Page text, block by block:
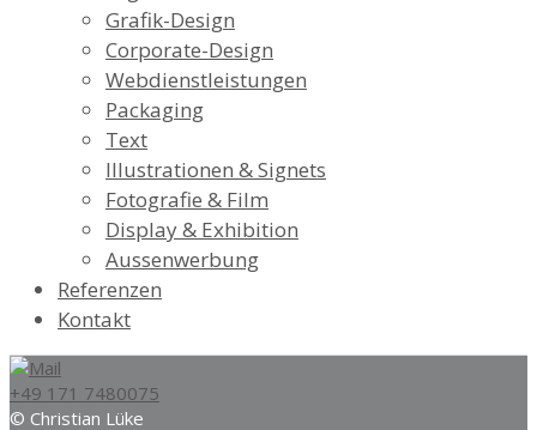
Grafik-Design
Corporate-Design
Webdienstleistungen
Packaging
Text
Illustrationen & Signets
Fotografie & Film
Display & Exhibition
Aussenwerbung
Referenzen
Kontakt
+49 171 7480075
© Christian Lüke